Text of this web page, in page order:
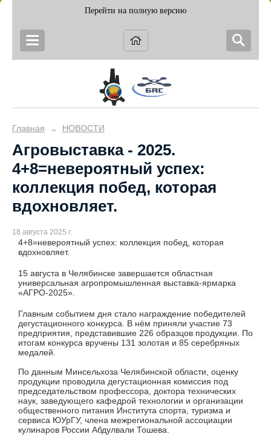
Перейти на полную версию
Главная → НОВОСТИ
Агровыставка - 2025.
4+8=невероятный успех:
коллекция побед, которая
вдохновляет.
18 августа 2025 г.
4+8=невероятный успех: коллекция побед, которая
вдохновляет.
15 августа в Челябинске завершается областная
универсальная агропромышленная выставка-ярмарка
«АГРО-2025».
Главным событием дня стало награждение победителей
дегустационного конкурса. В нём приняли участие 73
предприятия, представившие 226 образцов продукции. По
итогам конкурса вручены 131 золотая и 85 серебряных
медалей.
По данным Минсельхоза Челябинской области, оценку
продукции проводила дегустационная комиссия под
председательством профессора, доктора технических
наук, заведующего кафедрой технологии и организации
общественного питания Института спорта, туризма и
сервиса ЮУрГУ, члена межрегиональной ассоциации
кулинаров России Абдулвали Тошева.